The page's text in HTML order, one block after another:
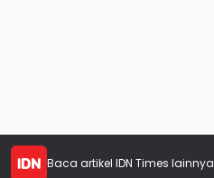
Baca artikel IDN Times lainnya